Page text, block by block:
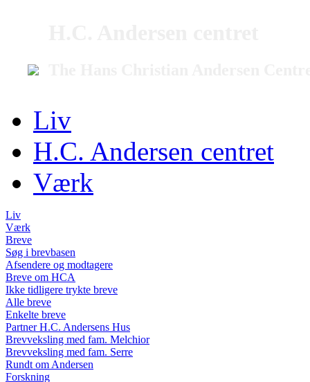
Liv
H.C. Andersen centret
Værk
Liv
Værk
Breve
Søg i brevbasen
Afsendere og modtagere
Breve om HCA
Ikke tidligere trykte breve
Alle breve
Enkelte breve
Partner H.C. Andersens Hus
Brevveksling med fam. Melchior
Brevveksling med fam. Serre
Rundt om Andersen
Forskning